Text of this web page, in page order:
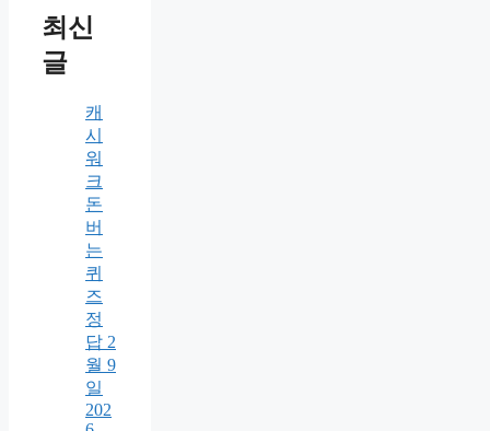
최신
글
캐
시
워
크
돈
버
는
퀴
즈
정
답 2
월 9
일
202